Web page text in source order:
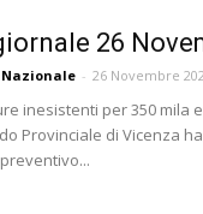
26
- 26 Novembre
inesistenti per 350 mila
Provinciale di Vicenza